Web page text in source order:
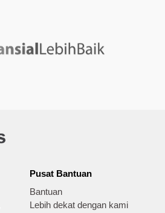
Pusat Bantuan
Bantuan
Lebih dekat dengan kami